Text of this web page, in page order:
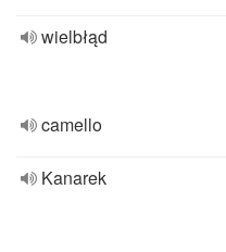
wielbłąd
camello
Kanarek